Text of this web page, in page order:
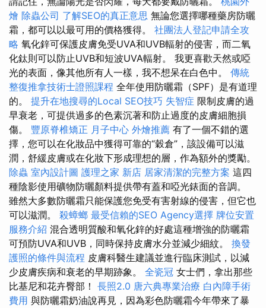
燴 除蟲公司 了解SEO的真正意思 無論您選擇哪種藥房防曬
霜，都可以以最可用的價格獲得。 社團法人登記申請全攻
略 氧化鋅可保護皮膚免受UVA和UVB輻射的侵害，而二氧
化鈦則可以防止UVB和短波UVA輻射。 我更喜歡天然或啞
光的表面，像其他所有人一樣，我不想呆在白色中。 傳統
整復推拿技術士證照課程 全年使用防曬霜（SPF）是有道理
的。 提升在地搜尋的Local SEO技巧 失智症 限制皮膚的過
早衰老，可提供過多的色素沉著和防止過度的皮膚細胞損
傷。 豐原脊椎矯正 月子中心 外燴推薦 有了一個不錯的選
擇，您可以在化妝品中獲得可靠的“穀倉”，該設備可以滋
潤，舒緩皮膚或在化妝下形成理想的層，作為額外的獎勵。
除蟲 室內設計圖 護理之家 新店 居家清潔的完整方案 這四
種陰影使用礦物防曬顏料提供帶有蓋和啞光錶面的音調。
雖然大多數防曬霜只能保護您免受有害射線的侵害，但它也
可以滋潤。 殺蟑螂 最受信賴的SEO Agency選擇 牌位安置
服務介紹 混合透明質酸和氧化鋅的好處這種增強的防曬霜
可預防UVA和UVB，同時保持皮膚水分並減少細紋。 換發
護照的條件與流程 皮膚科醫生建議並進行臨床測試，以減
少皮膚疾病和衰老的早期跡象。 全瓷冠 女士們，拿出那些
比基尼和花卉臀部！ 長照2.0 唐六典專業治療 白內障手術
費用 與防曬霜奶油說再見，因為彩色防曬霜今年帶來了暴